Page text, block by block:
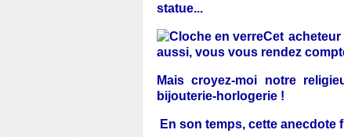
statue...
Cet
aussi, vous vous rendez
Mais croyez-moi notre
bijouterie-horlogerie !
En son temps, cette